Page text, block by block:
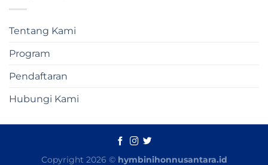
Tentang Kami
Program
Pendaftaran
Hubungi Kami
Copyright 2026 © hymbinihonnusantara.id